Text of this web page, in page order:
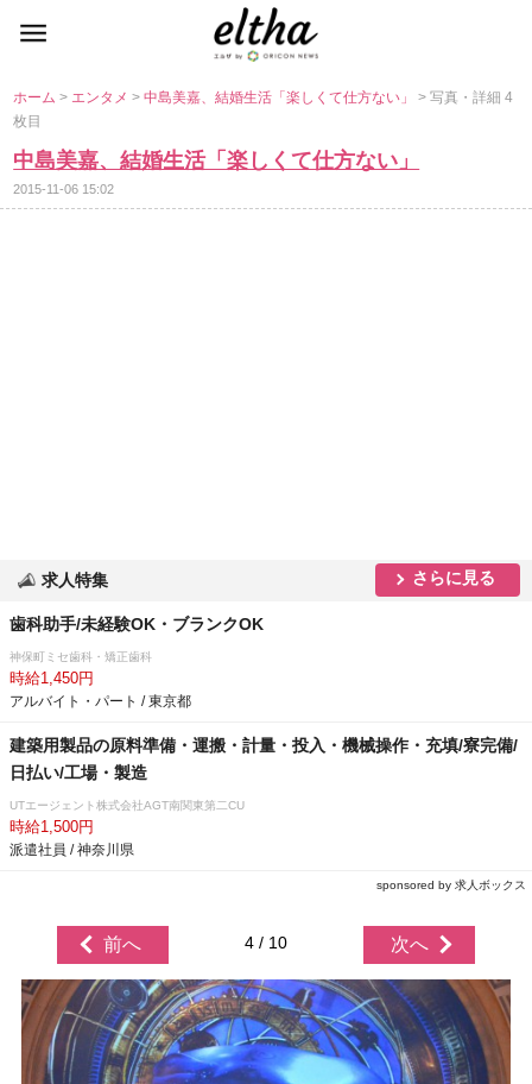
ホーム> エンタメ>中島美嘉、結婚生活「楽しくて仕方ない」> 写真・詳細 4
枚目
中島美嘉、結婚生活「楽しくて仕方ない」
2015-11-06 15:02
求人特集 さらに見る
歯科助手/未経験OK・ブランクOK
神保町ミセ歯科・矯正歯科
時給1,450円
アルバイト・パート / 東京都
建築用製品の原料準備・運搬・計量・投入・機械操作・充填/寮完備/
日払い/工場・製造
UTエージェント株式会社AGT南関東第二CU
時給1,500円
派遣社員 / 神奈川県
sponsored by 求人ボックス
前へ 4 / 10 次へ